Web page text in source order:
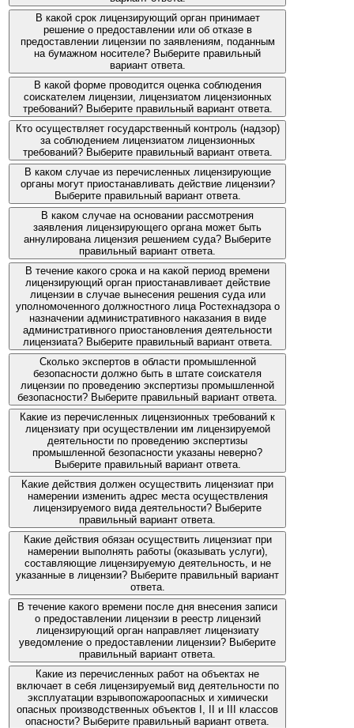
В какой срок лицензирующий орган принимает
решение о предоставлении или об отказе в
предоставлении лицензии по заявлениям, поданным
на бумажном носителе? Выберите правильный
вариант ответа.
В какой форме проводится оценка соблюдения
соискателем лицензии, лицензиатом лицензионных
требований? Выберите правильный вариант ответа.
Кто осуществляет государственный контроль (надзор)
за соблюдением лицензиатом лицензионных
требований? Выберите правильный вариант ответа.
В каком случае из перечисленных лицензирующие
органы могут приостанавливать действие лицензии?
Выберите правильный вариант ответа.
В каком случае на основании рассмотрения
заявления лицензирующего органа может быть
аннулирована лицензия решением суда? Выберите
правильный вариант ответа.
В течение какого срока и на какой период времени
лицензирующий орган приостанавливает действие
лицензии в случае вынесения решения суда или
уполномоченного должностного лица Ростехнадзора о
назначении административного наказания в виде
административного приостановления деятельности
лицензиата? Выберите правильный вариант ответа.
Сколько экспертов в области промышленной
безопасности должно быть в штате соискателя
лицензии по проведению экспертизы промышленной
безопасности? Выберите правильный вариант ответа.
Какие из перечисленных лицензионных требований к
лицензиату при осуществлении им лицензируемой
деятельности по проведению экспертизы
промышленной безопасности указаны неверно?
Выберите правильный вариант ответа.
Какие действия должен осуществить лицензиат при
намерении изменить адрес места осуществления
лицензируемого вида деятельности? Выберите
правильный вариант ответа.
Какие действия обязан осуществить лицензиат при
намерении выполнять работы (оказывать услуги),
составляющие лицензируемую деятельность, и не
указанные в лицензии? Выберите правильный вариант
ответа.
В течение какого времени после дня внесения записи
о предоставлении лицензии в реестр лицензий
лицензирующий орган направляет лицензиату
уведомление о предоставлении лицензии? Выберите
правильный вариант ответа.
Какие из перечисленных работ на объектах не
включает в себя лицензируемый вид деятельности по
эксплуатации взрывопожароопасных и химически
опасных производственных объектов I, II и III классов
опасности? Выберите правильный вариант ответа.